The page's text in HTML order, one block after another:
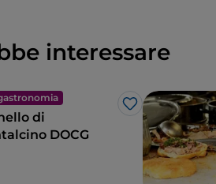
interessare
Like
di
DOCG